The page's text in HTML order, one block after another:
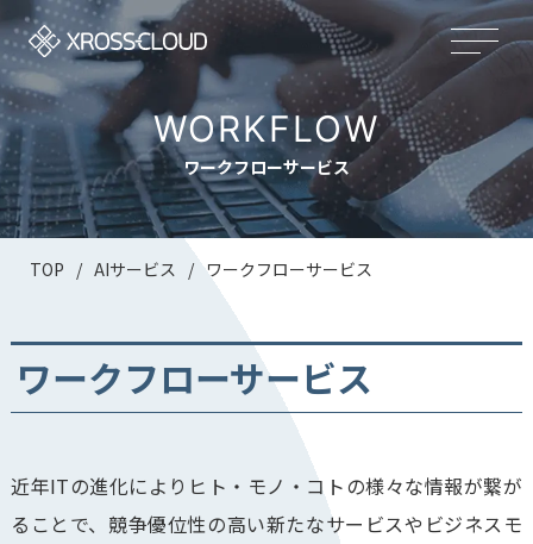
WORKFLOW
ワークフローサービス
TOP / AIサービス / ワークフローサービス
ワークフローサービス
近年ITの進化によりヒト・モノ・コトの様々な情報が繋が
ることで、競争優位性の高い新たなサービスやビジネスモ